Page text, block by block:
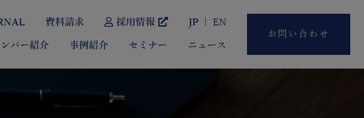
資料請求 採用情報 JP EN
バー紹介 事例紹介 セミナー ニュース
お問い合わせ